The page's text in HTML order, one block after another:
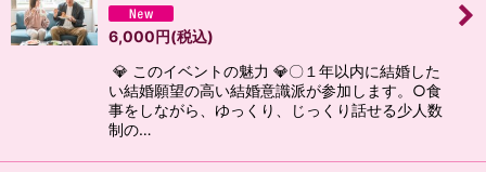
6,000円(税込)
💎 このイベントの魅力 💎〇１年以内に結婚した
い結婚願望の高い結婚意識派が参加します。○食
事をしながら、ゆっくり、じっくり話せる少人数
制の…